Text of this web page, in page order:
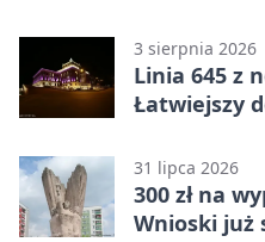
3 sierpnia 2026
Linia 645 z
Łatwiejszy
31 lipca 2026
300 zł na
Wnioski już